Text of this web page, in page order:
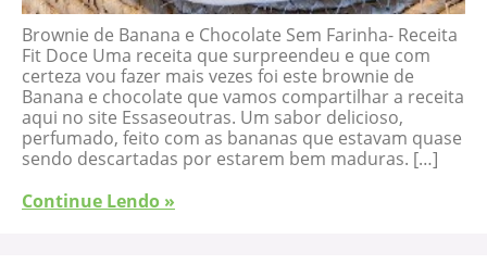
Brownie de Banana e Chocolate Sem Farinha- Receita
Fit Doce Uma receita que surpreendeu e que com
certeza vou fazer mais vezes foi este brownie de
Banana e chocolate que vamos compartilhar a receita
aqui no site Essaseoutras. Um sabor delicioso,
perfumado, feito com as bananas que estavam quase
sendo descartadas por estarem bem maduras. […]
Continue Lendo »